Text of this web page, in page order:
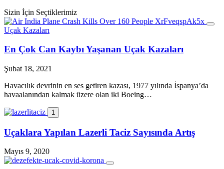
Sizin İçin Seçtiklerimiz
Uçak Kazaları
En Çok Can Kaybı Yaşanan Uçak Kazaları
Şubat 18, 2021
Havacılık devrinin en ses getiren kazası, 1977 yılında İspanya’da
havaalanından kalmak üzere olan iki Boeing…
1
Uçaklara Yapılan Lazerli Taciz Sayısında Artış
Mayıs 9, 2020